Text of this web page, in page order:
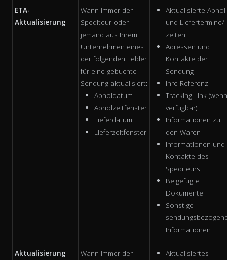
ETA-
Aktualisierung
Wann immer der
Spediteur oder
jemand aus Ihrem
Unternehmen eines
der folgenden Felder
für eine gebuchte
Sendung aktualisiert:
Abholdatum
Abholzeitfenster
Lieferdatum
Lieferzeitfenster
Aktualisierte
und Liefertermine/-
zeiten
Adressen und
Kontakte der
Sendung
Ihre Referenz
Tracking-Link
verfügbar)
Informationen zu
den Waren
Informationen und
Kontakte des
Spediteurs
Beigefügte
Dokumente
Sonstige
Informationen
Aktualisierung
Wann immer der
Aktualisiertes